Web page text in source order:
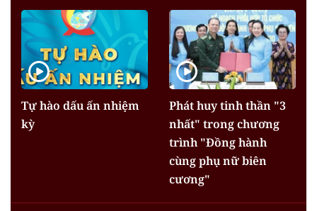
Tự hào dấu ấn nhiệm
kỳ
Phát huy tinh thần "3
nhất" trong chương
trình "Đồng hành
cùng phụ nữ biên
cương"